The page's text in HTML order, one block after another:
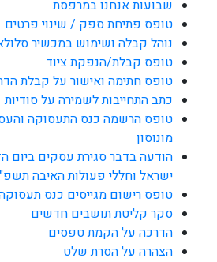
שבועות אנחנו במרפסת
טופס פתיחת ספק / שינוי פרטים
נוהל קבלה ושימוש במכשיר
טופס קבלת/הנפקת ציוד
טופס חתימה ואישור על קבלת
כתב התחייבות לשמירה על סודיות
טופס הרשמה כנס התעסוקה
מונוסון
הודעה בדבר סגירת עסקים ביום
ישראל וחללי פעולות האיבה
טופס רישום מגייסים כנס
סקר קליטת תושבים חדשים
הדרכה על הקמת טפסים
הצהרה על הסרת שלט